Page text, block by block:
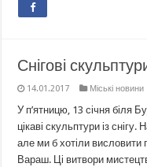
Снігові
14.01.2017 Міські
У п’ятницю, 13 січня біля
цікаві скульптури із
але ми б хотіли висловити
Вараш. Ці витвори